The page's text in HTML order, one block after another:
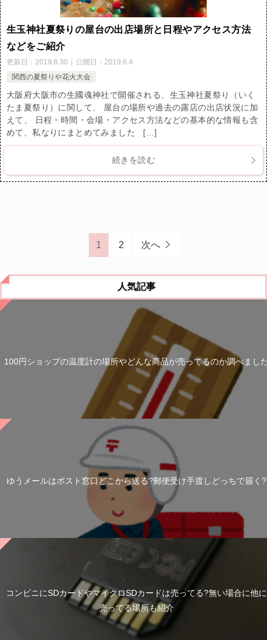
生玉神社夏祭りの屋台の出店場所と日程やアクセス方法
などをご紹介
更新日： 2019.6.30 公開日： 2019.6.4
関西の夏祭りや花火大会
大阪府大阪市の生國魂神社で開催される、生玉神社夏祭り（いく
たま夏祭り）に関して、 屋台の場所や過去の露店の出店状況に加
えて、 日程・時間・会場・アクセス方法などの基本的な情報も含
めて、私なりにまとめてみました […]
続きを読む
1 2 次へ
人気記事
100円ショップの温度計の場所やどんな商品が売ってるのか調べまし
ゆうメールはポスト窓口どこから送る?郵便受け手渡しどっちで届く?
コンビニにSDカードやマイクロSDカードは売ってる?無い場合に他に
売ってる場所も紹介